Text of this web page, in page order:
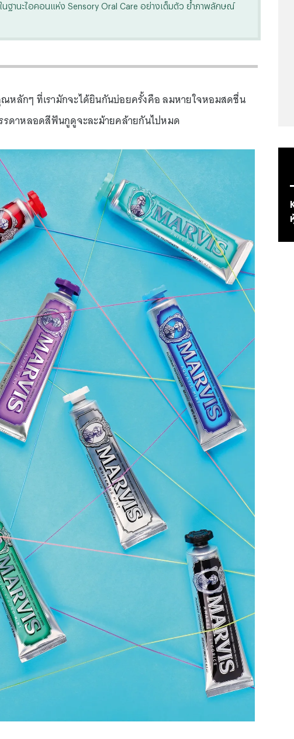
านะไอคอนแห่ง Sensory Oral Care อย่างเต็มตัว ย้ำภาพลักษณ์
หลักๆ ที่เรามักจะได้ยินกันบ่อยครั้งคือ ลมหายใจหอมสดชื่น
รดาหลอดสีฟันกูดูจะละม้ายคล้ายกันไปหมด